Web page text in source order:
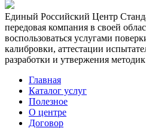
Единый Российский Центр
передовая компания в своей
воспользоваться услугами
калибровки, аттестации
разработки и утвержения
Главная
Каталог услуг
Полезное
О центре
Договор